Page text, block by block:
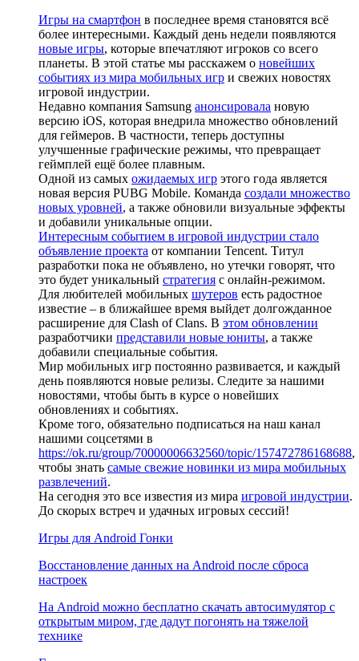
Игры на смартфон в последнее время становятся всё
более интересными. Каждый день недели появляются
новые игры, которые впечатляют игроков со всего
планеты. В этой статье мы расскажем о новейших
событиях из мира мобильных игр и свежих новостях
игровой индустрии.
Недавно компания Samsung анонсировала новую
версию iOS, которая внедрила множество обновлений
для геймеров. В частности, теперь доступны
улучшенные графические режимы, что превращает
геймплей ещё более плавным.
Одной из самых ожидаемых игр этого года является
новая версия PUBG Mobile. Команда создали множество
новых уровней, а также обновили визуальные эффекты
и добавили уникальные опции.
Интересным событием в игровой индустрии стало
объявление проекта от компании Tencent. Титул
разработки пока не объявлено, но утечки говорят, что
это будет уникальный стратегия с онлайн-режимом.
Для любителей мобильных шутеров есть радостное
известие – в ближайшее время выйдет долгожданное
расширение для Clash of Clans. В этом обновлении
разработчики представили новые юниты, а также
добавили специальные события.
Мир мобильных игр постоянно развивается, и каждый
день появляются новые релизы. Следите за нашими
новостями, чтобы быть в курсе о новейших
обновлениях и событиях.
Кроме того, обязательно подписаться на наш канал
нашими соцсетями в
https://ok.ru/group/70000006632560/topic/157472786168688,
чтобы знать самые свежие новинки из мира мобильных
развлечений.
На сегодня это все известия из мира игровой индустрии.
До скорых встреч и удачных игровых сессий!
Игры для Android Гонки
Восстановление данных на Android после сброса
настроек
На Android можно бесплатно скачать автосимулятор с
открытым миром, где дадут погонять на тяжелой
технике